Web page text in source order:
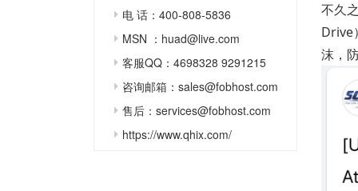
电 话：400-808-5836
MSN ：huad@live.com
客服QQ：4698328 9291215
咨询邮箱：sales@fobhost.com
售后：services@fobhost.com
https://www.qhix.com/
不久
Drive
沫，